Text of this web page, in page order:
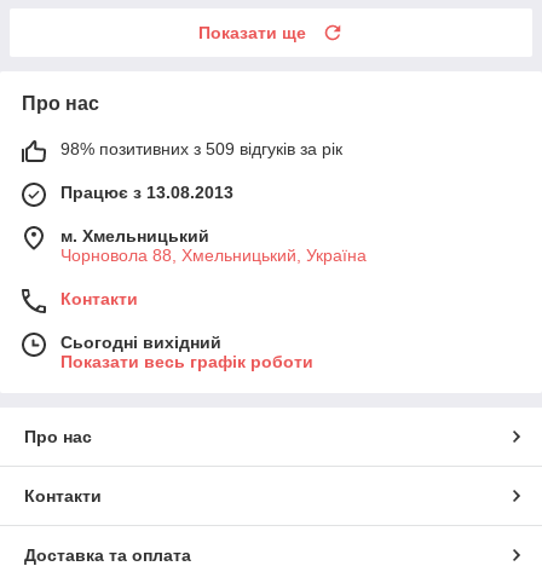
Показати ще
Про нас
98% позитивних з 509 відгуків за рік
Працює з 13.08.2013
м. Хмельницький
Чорновола 88, Хмельницький, Україна
Контакти
Сьогодні вихідний
Показати весь графік роботи
Про нас
Контакти
Доставка та оплата